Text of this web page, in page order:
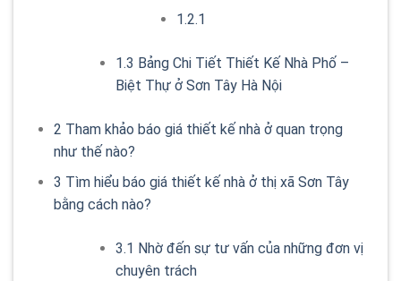
1.2.1
1.3 Bảng Chi Tiết Thiết Kế Nhà Phố –
Biệt Thự ở Sơn Tây Hà Nội
2 Tham khảo báo giá thiết kế nhà ở quan trọng
như thế nào?
3 Tìm hiểu báo giá thiết kế nhà ở thị xã Sơn Tây
bằng cách nào?
3.1 Nhờ đến sự tư vấn của những đơn vị
chuyên trách